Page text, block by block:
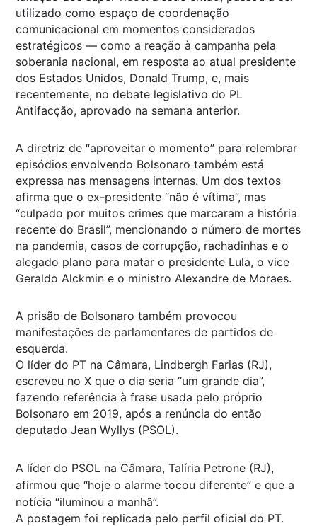
utilizado como espaço de coordenação
comunicacional em momentos considerados
estratégicos — como a reação à campanha pela
soberania nacional, em resposta ao atual presidente
dos Estados Unidos, Donald Trump, e, mais
recentemente, no debate legislativo do PL
Antifacção, aprovado na semana anterior.
A diretriz de “aproveitar o momento” para relembrar
episódios envolvendo Bolsonaro também está
expressa nas mensagens internas. Um dos textos
afirma que o ex-presidente “não é vítima”, mas
“culpado por muitos crimes que marcaram a história
recente do Brasil”, mencionando o número de mortes
na pandemia, casos de corrupção, rachadinhas e o
alegado plano para matar o presidente Lula, o vice
Geraldo Alckmin e o ministro Alexandre de Moraes.
A prisão de Bolsonaro também provocou
manifestações de parlamentares de partidos de
esquerda.
O líder do PT na Câmara, Lindbergh Farias (RJ),
escreveu no X que o dia seria “um grande dia”,
fazendo referência à frase usada pelo próprio
Bolsonaro em 2019, após a renúncia do então
deputado Jean Wyllys (PSOL).
A líder do PSOL na Câmara, Talíria Petrone (RJ),
afirmou que “hoje o alarme tocou diferente” e que a
notícia “iluminou a manhã”.
A postagem foi replicada pelo perfil oficial do PT.